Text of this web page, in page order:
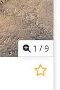
1 /9